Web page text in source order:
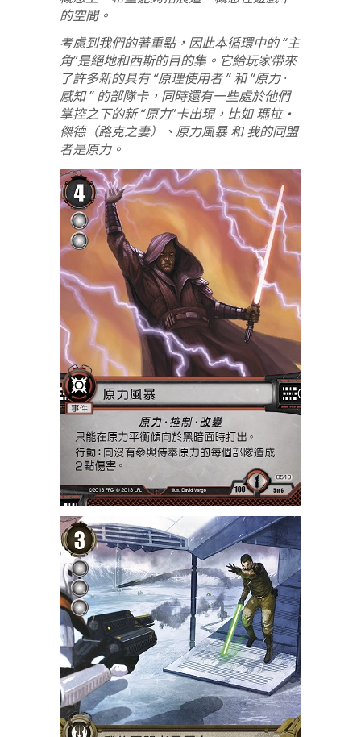
的空間。
考慮到我們的著重點，因此本循環中的 “主
角”是絕地和西斯的目的集。它給玩家帶來
了許多新的具有 “原理使用者 ” 和 “原力 ·
感知 ” 的部隊卡，同時還有一些處於他們
掌控之下的新 “原力”卡出現，比如 瑪拉‧
傑德（路克之妻）、原力風暴 和 我的同盟
者是原力。